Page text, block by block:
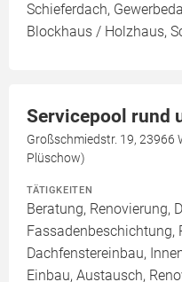
Schieferdach,
Blockhaus / Holzhaus,
Servicepool rund
Großschmiedstr. 19, 23966
Plüschow)
TÄTIGKEITEN
Beratung, Renovierung,
Fassadenbeschichtung,
Dachfenstereinbau,
Einbau, Austausch,